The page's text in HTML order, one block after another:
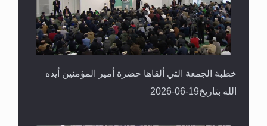
خطبة الجمعة التي ألقاها حضرة أمير المؤمنين أيده
الله بتاريخ19-06-2026